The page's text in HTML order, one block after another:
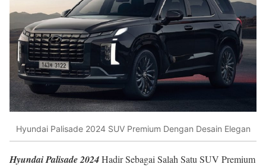
Hyundai Palisade 2024 SUV Premium Dengan Desain Elegan
Hyundai Palisade 2024Hadir Sebagai Salah Satu SUV Premium